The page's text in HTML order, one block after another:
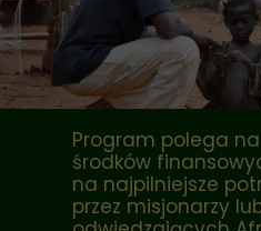
Program polega
środków
na najpilniejsze
przez misjonarzy